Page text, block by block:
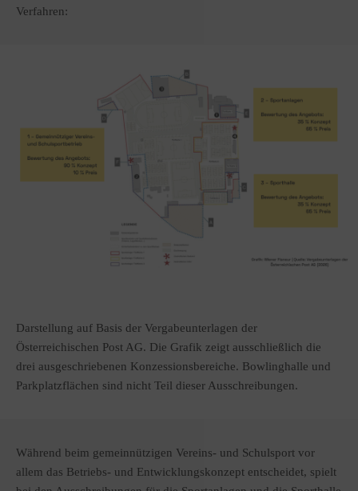
Verfahren:
Darstellung auf Basis der Vergabeunterlagen der
Österreichischen Post AG. Die Grafik zeigt ausschließlich die
drei ausgeschriebenen Konzessionsbereiche. Bowlinghalle und
Parkplatzflächen sind nicht Teil dieser Ausschreibungen.
Während beim gemeinnützigen Vereins- und Schulsport vor
allem das Betriebs- und Entwicklungskonzept entscheidet, spielt